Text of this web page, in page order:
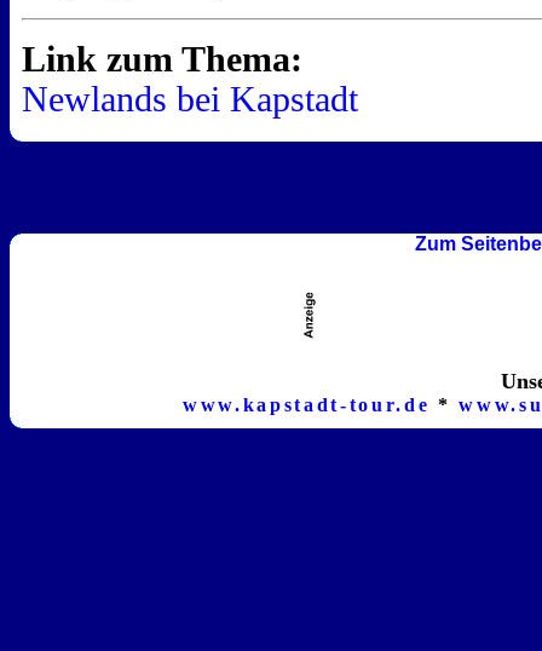
Link zum Thema:
Newlands bei Kapstadt
Zum
www.kapstadt-tour.de *